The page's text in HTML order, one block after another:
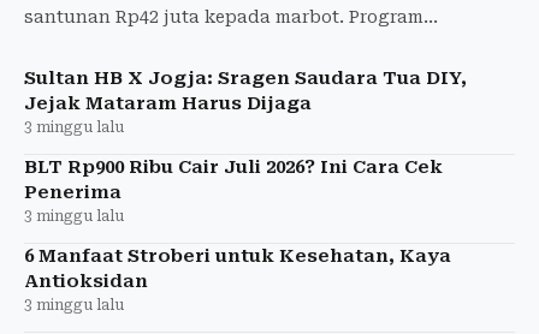
santunan Rp42 juta kepada marbot. Program
Baznas, BSI, dan Pemkab Slem
Sultan HB X Jogja: Sragen Saudara Tua DIY,
Jejak Mataram Harus Dijaga
3 minggu lalu
BLT Rp900 Ribu Cair Juli 2026? Ini Cara Cek
Penerima
3 minggu lalu
6 Manfaat Stroberi untuk Kesehatan, Kaya
Antioksidan
3 minggu lalu